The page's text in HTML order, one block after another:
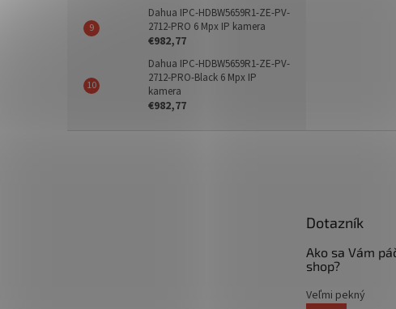
Dahua IPC-HDBW5659R1-ZE-PV-
2712-PRO 6 Mpx IP kamera
€982,77
Dahua IPC-HDBW5659R1-ZE-PV-
2712-PRO-Black 6 Mpx IP
kamera
€982,77
Dotazník
Ako sa Vám
shop?
Veľmi pekný